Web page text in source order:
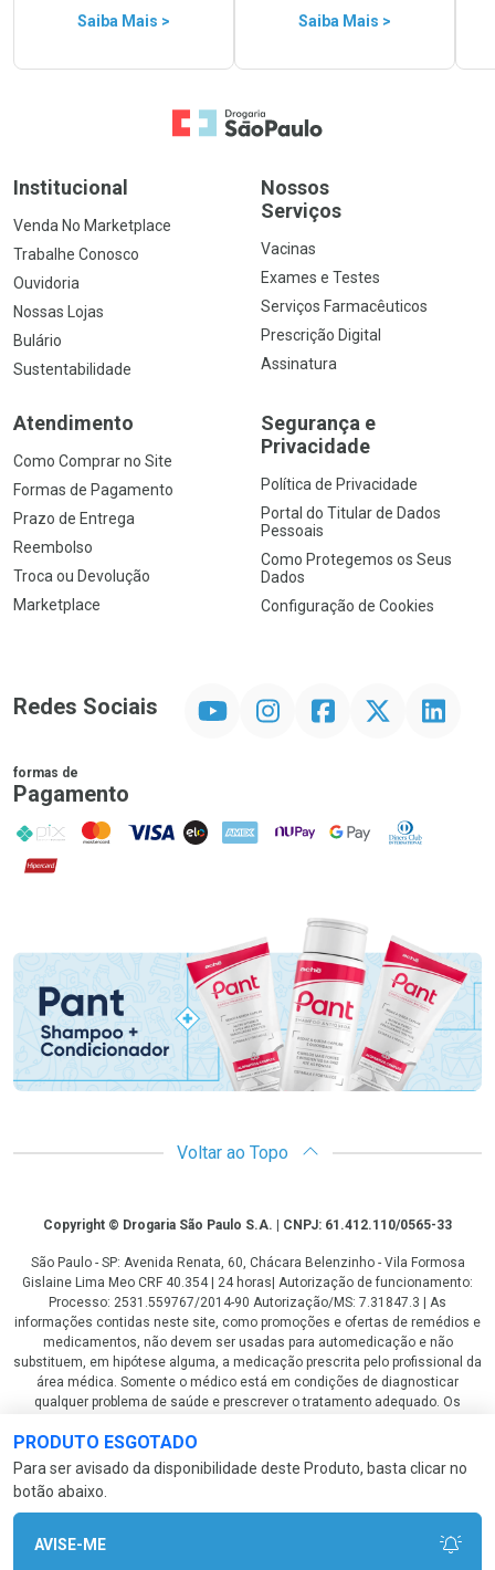
PRODUTO ESGOTADO
Para ser avisado da disponibilidade deste Produto, basta clicar no
botão abaixo.
AVISE-ME
Saiba Mais > Saiba Mais >
Ir para a Home
Institucional
Venda No Marketplace
Trabalhe Conosco
Ouvidoria
Nossas Lojas
Bulário
Sustentabilidade
Nossos
Serviços
Vacinas
Exames e Testes
Serviços Farmacêuticos
Prescrição Digital
Assinatura
Atendimento
Como Comprar no Site
Formas de Pagamento
Prazo de Entrega
Reembolso
Troca ou Devolução
Marketplace
Segurança e
Privacidade
Política de Privacidade
Portal do Titular de Dados
Pessoais
Como Protegemos os Seus
Dados
Configuração de Cookies
Redes Sociais InstagramFacebookTwitter Linkedin
formas de
Pagamento
PIX MasterCard
VISA ELO AMEX NuPay Google PayDiners Club
Hipercard
Promoção em Destaque
Voltar ao Topo
CopyrightCopyright © Drogaria São Paulo S.A. | CNPJ: 61.412.110/0565-33
São Paulo - SP: Avenida Renata, 60, Chácara Belenzinho - Vila Formosa
Gislaine Lima Meo CRF 40.354 | 24 horas| Autorização de funcionamento:
Processo: 2531.559767/2014-90 Autorização/MS: 7.31847.3 | As
informações contidas neste site, como promoções e ofertas de remédios e
medicamentos, não devem ser usadas para automedicação e não
substituem, em hipótese alguma, a medicação prescrita pelo profissional da
área médica. Somente o médico está em condições de diagnosticar
qualquer problema de saúde e prescrever o tratamento adequado. Os
fotos contidas em nosso site são meramente ilustrativas. *Preços e
disponibilidade sujeitos a alterações no decorrer do dia. Antibióticos e
antimicrobianos vendas apenas em lojas físicas ou televendas. Portaria nº
344 - 01/02/1999 - Ministério da Saúde. Horário de funcionamento Central